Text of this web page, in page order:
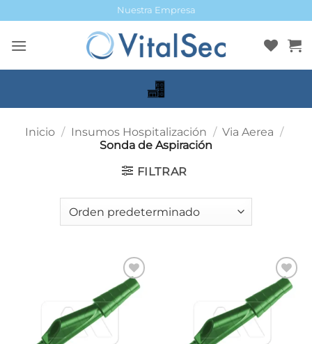
al
contenido
Nuestra Empresa
Inicio / Insumos Hospitalización / Via Aerea /
Sonda de Aspiración
FILTRAR